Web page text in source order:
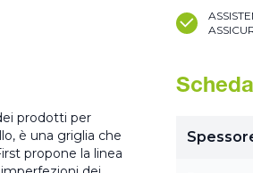
prodotti per
è una griglia che
propone la linea